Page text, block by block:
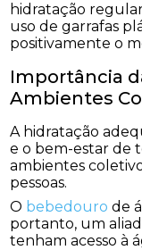
hidratação
uso de garrafas
positivamente o
Importância
Ambientes
A hidratação
e o bem-estar de
ambientes
pessoas.
O bebedouro de
portanto, um
tenham acesso à